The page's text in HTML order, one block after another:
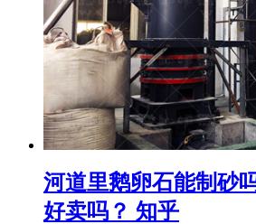
河道里鹅卵石能制砂
好卖吗？ 知乎